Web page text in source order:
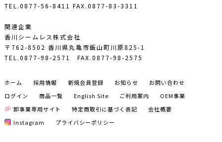
TEL.0877-56-8411 FAX.0877-83-3311
関連企業
香川シームレス株式会社
〒762-8502 香川県丸亀市飯山町川原825-1
TEL.0877-98-2571
FAX.0877-98-2575
ホーム 採用情報 新規会員登録 お知らせ
お問い合わせ
ログイン
商品一覧 English Site ご利用案内
OEM事業
卸事業専用サイト
特定商取引に基づく表記
会社概要
Instagram
プライバシーポリシー